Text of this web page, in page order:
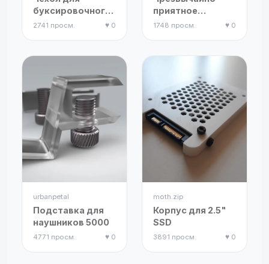
буксировочного
крюка в виде
2741 просм. ♥ 0
приятное
вращающееся
1748 просм. ♥ 0
urbanpetal
Подставка для
наушников 5000
4771 просм. ♥ 0
moth.zip
Корпус для 2.5"
SSD
3891 просм. ♥ 0